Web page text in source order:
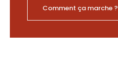
Comment ça marche ?